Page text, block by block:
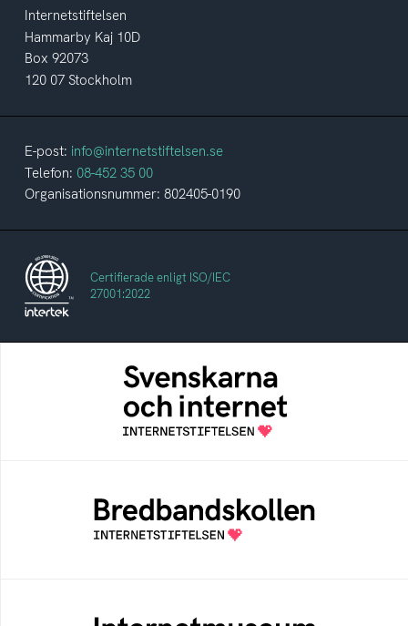
Internetstiftelsen
Hammarby Kaj 10D
Box 92073
120 07 Stockholm
E-post: info@internetstiftelsen.se
Telefon: 08-452 35 00
Organisationsnummer: 802405-0190
Certifierade enligt ISO/IEC
27001:2022
Svenskarna och internet
En årlig studie av svenska folkets
internetvanor
Bredbandskollen är ett oberoende
konsumentverktyg som drivs av
Internetstiftelsen